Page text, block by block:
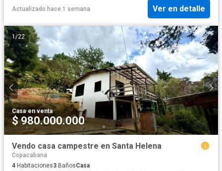
Actualizado hace 1 semana Ver en detalle
1/22
Casa·en venta
$ 980.000.000
Vendo casa campestre en Santa Helena
Copacabana
4 Habitaciones3 BañosCasa